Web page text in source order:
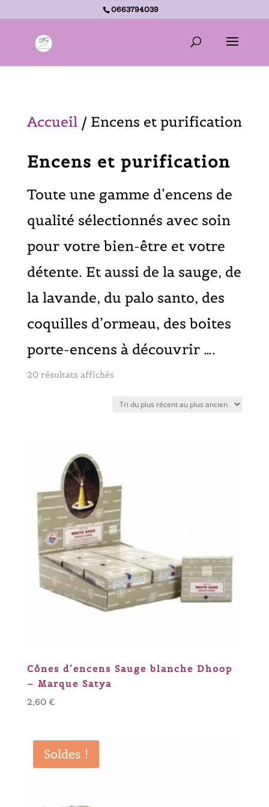
0663794039
Accueil/ Encens et purification
Encens et purification
Toute une gamme d’encens de
qualité sélectionnés avec soin
pour votre bien-être et votre
détente. Et aussi de la sauge, de
la lavande, du palo santo, des
coquilles d’ormeau, des boites
porte-encens à découvrir ….
20 résultats affichésTrié
du
plus
ancien
Cônes d’encens Sauge blanche Dhoop
– Marque Satya
2,60 €
Soldes !